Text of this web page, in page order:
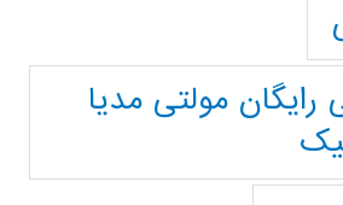
رایگان مولتی مدیا